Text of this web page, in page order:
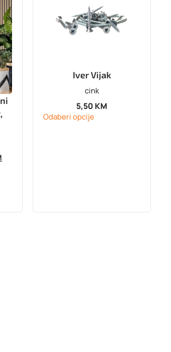
Iver Vijak
cink
5,50 KM
Odaberi opcije